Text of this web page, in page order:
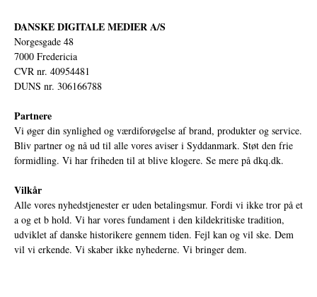
DANSKE DIGITALE MEDIER A/S
Norgesgade 48
7000 Fredericia
CVR nr. 40954481
DUNS nr. 306166788
Partnere
Vi øger din synlighed og værdiforøgelse af brand, produkter og service.
Bliv partner og nå ud til alle vores aviser i Syddanmark. Støt den frie
formidling. Vi har friheden til at blive klogere. Se mere på dkq.dk.
Vilkår
Alle vores nyhedstjenester er uden betalingsmur. Fordi vi ikke tror på et
a og et b hold. Vi har vores fundament i den kildekritiske tradition,
udviklet af danske historikere gennem tiden. Fejl kan og vil ske. Dem
vil vi erkende. Vi skaber ikke nyhederne. Vi bringer dem.